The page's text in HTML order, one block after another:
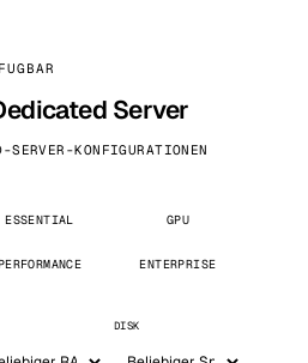
Server
KONFIGURATIONEN
ESSENTIAL GPU
ENTERPRISE
DISK